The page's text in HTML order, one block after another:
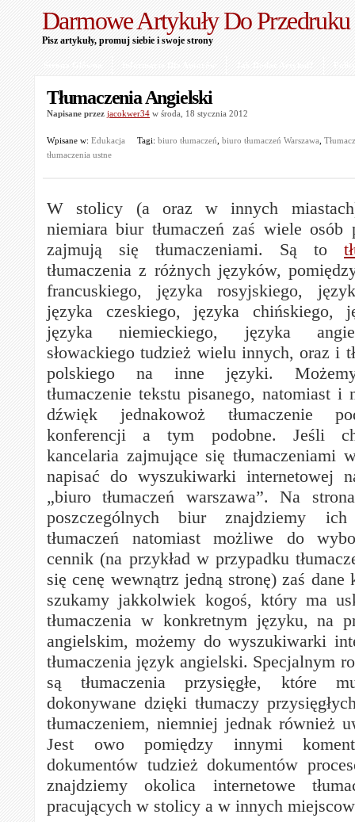
Darmowe Artykuły Do Przedruku
Pisz artykuły, promuj siebie i swoje strony
Tłumaczenia Angielski
Napisane przez jacokwer34 w środa, 18 stycznia 2012
Wpisane w: Edukacja Tagi: biuro tłumaczeń biuro tłumaczeń Warszawa
tłumaczenia ustne
W stolicy (a oraz w innych
niemiara biur tłumaczeń zaś wiele osób
zajmują się tłumaczeniami. Są to
tłumaczenia z różnych języków,
francuskiego, języka rosyjskiego,
języka czeskiego, języka chińskiego,
języka niemieckiego, języka
słowackiego tudzież wielu innych, oraz i
polskiego na inne języki. Możemy
tłumaczenie tekstu pisanego, natomiast i
dźwięk jednakowoż tłumaczenie
konferencji a tym podobne. Jeśli
kancelaria zajmujące się tłumaczeniami
napisać do wyszukiwarki internetowej
„biuro tłumaczeń warszawa”. Na
poszczególnych biur znajdziemy
tłumaczeń natomiast możliwe do
cennik (na przykład w przypadku
się cenę wewnątrz jedną stronę) zaś dane
szukamy jakkolwiek kogoś, który ma
tłumaczenia w konkretnym języku, na
angielskim, możemy do wyszukiwarki
tłumaczenia język angielski. Specjalnym
są tłumaczenia przysięgłe, które
dokonywane dzięki tłumaczy
tłumaczeniem, niemniej jednak również
Jest owo pomiędzy innymi
dokumentów tudzież dokumentów
znajdziemy okolica internetowe
pracujących w stolicy a w innych